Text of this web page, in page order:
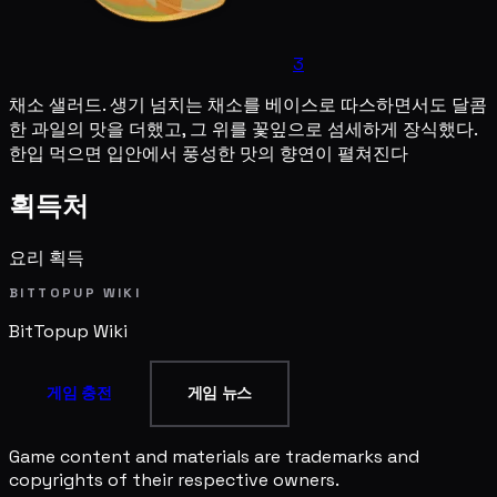
3
채소 샐러드. 생기 넘치는 채소를 베이스로 따스하면서도 달콤
한 과일의 맛을 더했고, 그 위를 꽃잎으로 섬세하게 장식했다.
한입 먹으면 입안에서 풍성한 맛의 향연이 펼쳐진다
획득처
요리 획득
BITTOPUP WIKI
BitTopup Wiki
게임 충전 게임 뉴스
Game content and materials are trademarks and
copyrights of their respective owners.